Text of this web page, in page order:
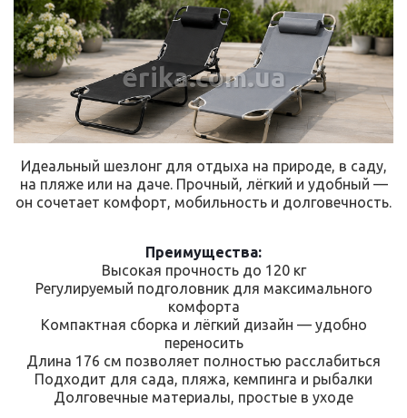
erika.com.ua
Идеальный шезлонг для отдыха на природе, в саду,
на пляже или на даче. Прочный, лёгкий и удобный —
он сочетает комфорт, мобильность и долговечность.
Преимущества:
Высокая прочность до 120 кг
Регулируемый подголовник для максимального
комфорта
Компактная сборка и лёгкий дизайн — удобно
переносить
Длина 176 см позволяет полностью расслабиться
Подходит для сада, пляжа, кемпинга и рыбалки
Долговечные материалы, простые в уходе